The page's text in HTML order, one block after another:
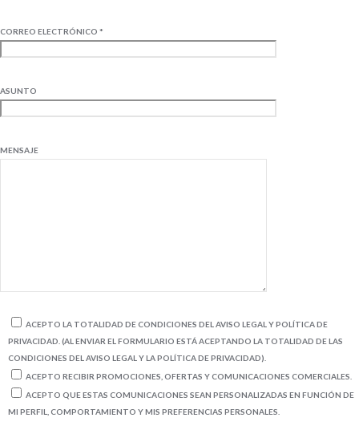
CORREO ELECTRÓNICO *
ASUNTO
MENSAJE
ACEPTO LA TOTALIDAD DE CONDICIONES DEL AVISO LEGAL Y POLÍTICA DE
PRIVACIDAD. (AL ENVIAR EL FORMULARIO ESTÁ ACEPTANDO LA TOTALIDAD DE LAS
CONDICIONES DEL AVISO LEGAL Y LA POLÍTICA DE PRIVACIDAD).
ACEPTO RECIBIR PROMOCIONES, OFERTAS Y COMUNICACIONES COMERCIALES.
ACEPTO QUE ESTAS COMUNICACIONES SEAN PERSONALIZADAS EN FUNCIÓN DE
MI PERFIL, COMPORTAMIENTO Y MIS PREFERENCIAS PERSONALES.